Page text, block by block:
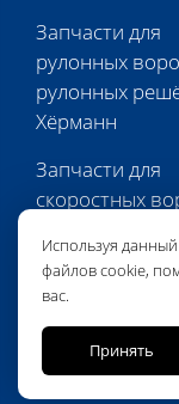
Используя
файлов cookie,
вас.
Принять
Запчасти для
рулонных
рулонных
Хёрманн
Запчасти для
скоростных
Запчасти для
перегрузочной
техники